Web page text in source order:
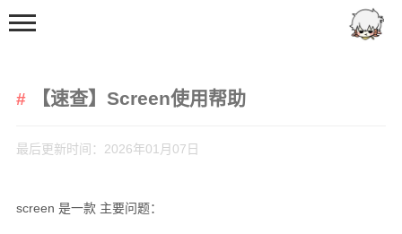
【速查】Screen使用帮助
最后更新时间：2026年01月07日
screen 是一款 主要问题：
首页